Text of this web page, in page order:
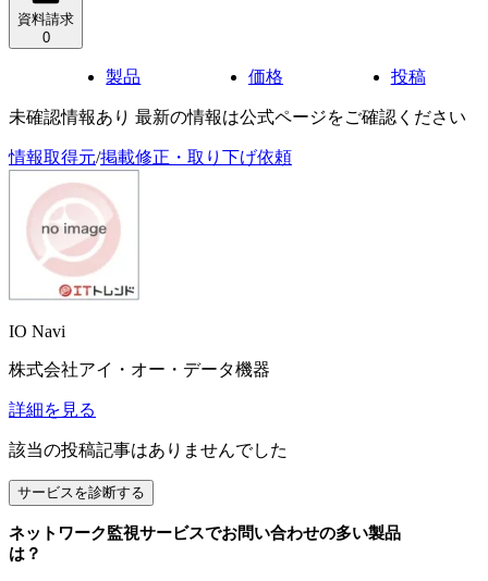
資料請求
0
製品 価格 投稿
未確認情報あり 最新の情報は公式ページをご確認ください
情報取得元/掲載修正・取り下げ依頼
IO Navi
株式会社アイ・オー・データ機器
詳細を見る
該当の投稿記事はありませんでした
サービスを診断する
ネットワーク監視サービスでお問い合わせの多い製品
は？